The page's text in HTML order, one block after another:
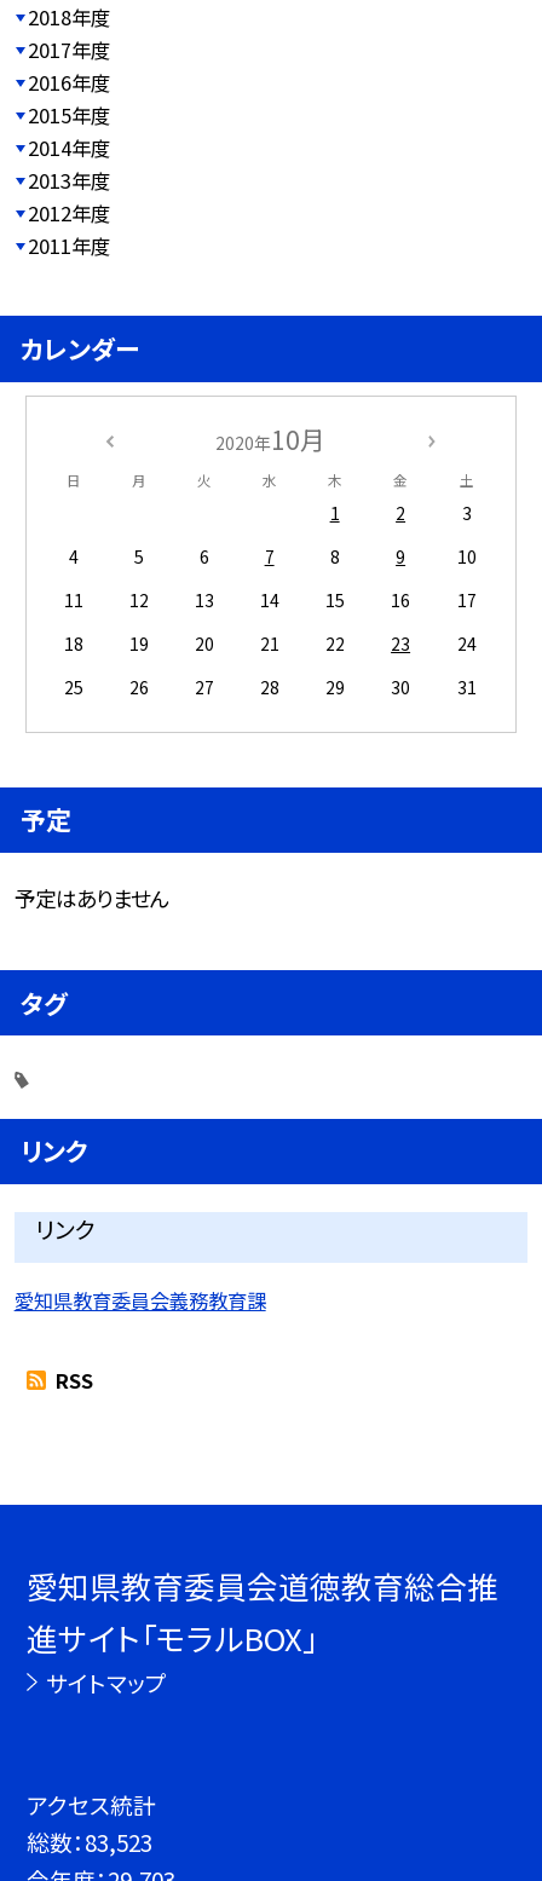
2018年度
2017年度
2016年度
2015年度
2014年度
2013年度
2012年度
2011年度
カレンダー
2020年10月
日 月 火 水 木 金 土
1 2
3
4
5 6 7 8 9
10
11
12 13 14 15 16
17
18
19 20 21 22 23
24
25
26 27 28 29 30 31
予定
予定はありません
タグ
リンク
リンク
愛知県教育委員会義務教育課
RSS
愛知県教育委員会道徳教育総合推
進サイト「モラルBOX」
サイトマップ
アクセス統計
総数：83,523